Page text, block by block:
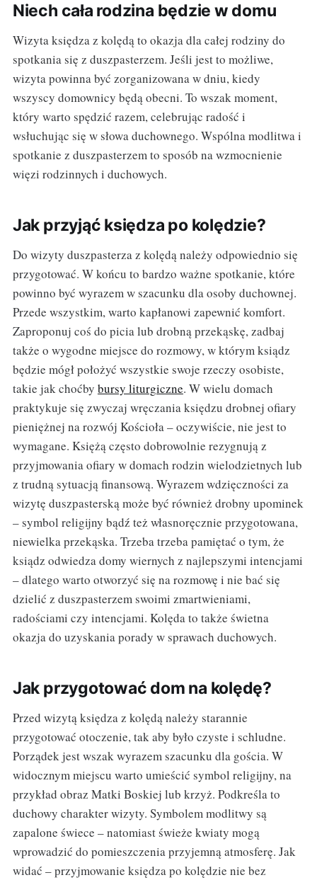
Niech cała rodzina będzie w domu
Wizyta księdza z kolędą to okazja dla całej rodziny do
spotkania się z duszpasterzem. Jeśli jest to możliwe,
wizyta powinna być zorganizowana w dniu, kiedy
wszyscy domownicy będą obecni. To wszak moment,
który warto spędzić razem, celebrując radość i
wsłuchując się w słowa duchownego. Wspólna modlitwa i
spotkanie z duszpasterzem to sposób na wzmocnienie
więzi rodzinnych i duchowych.
Jak przyjąć księdza po kolędzie?
Do wizyty duszpasterza z kolędą należy odpowiednio się
przygotować. W końcu to bardzo ważne spotkanie, które
powinno być wyrazem w szacunku dla osoby duchownej.
Przede wszystkim, warto kapłanowi zapewnić komfort.
Zaproponuj coś do picia lub drobną przekąskę, zadbaj
także o wygodne miejsce do rozmowy, w którym ksiądz
będzie mógł położyć wszystkie swoje rzeczy osobiste,
takie jak choćby bursy liturgiczne. W wielu domach
praktykuje się zwyczaj wręczania księdzu drobnej ofiary
pieniężnej na rozwój Kościoła – oczywiście, nie jest to
wymagane. Księżą często dobrowolnie rezygnują z
przyjmowania ofiary w domach rodzin wielodzietnych lub
z trudną sytuacją finansową. Wyrazem wdzięczności za
wizytę duszpasterską może być również drobny upominek
– symbol religijny bądź też własnoręcznie przygotowana,
niewielka przekąska. Trzeba trzeba pamiętać o tym, że
ksiądz odwiedza domy wiernych z najlepszymi intencjami
– dlatego warto otworzyć się na rozmowę i nie bać się
dzielić z duszpasterzem swoimi zmartwieniami,
radościami czy intencjami. Kolęda to także świetna
okazja do uzyskania porady w sprawach duchowych.
Jak przygotować dom na kolędę?
Przed wizytą księdza z kolędą należy starannie
przygotować otoczenie, tak aby było czyste i schludne.
Porządek jest wszak wyrazem szacunku dla gościa. W
widocznym miejscu warto umieścić symbol religijny, na
przykład obraz Matki Boskiej lub krzyż. Podkreśla to
duchowy charakter wizyty. Symbolem modlitwy są
zapalone świece – natomiast świeże kwiaty mogą
wprowadzić do pomieszczenia przyjemną atmosferę. Jak
widać – przyjmowanie księdza po kolędzie nie bez